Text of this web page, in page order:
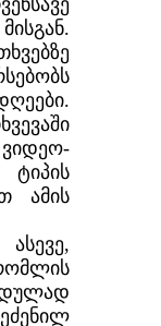
ამის